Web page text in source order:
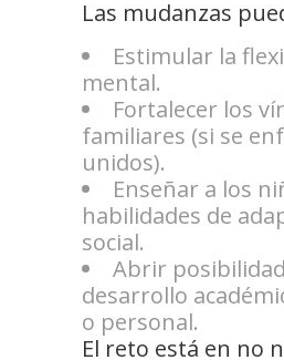
Las mudanzas
Estimular la
mental.
Fortalecer los
familiares (si se
unidos).
Enseñar a los
habilidades de
social.
Abrir
desarrollo
o personal.
El reto está en no